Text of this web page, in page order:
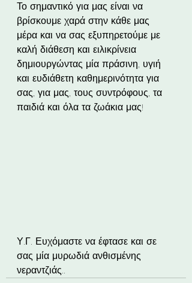
Το σημαντικό για μας είναι να
βρίσκουμε χαρά στην κάθε μας
μέρα και να σας εξυπηρετούμε με
καλή διάθεση και ειλικρίνεια
δημιουργώντας μία πράσινη, υγιή
και ευδιάθετη καθημερινότητα για
σας, για μας, τους συντρόφους, τα
παιδιά και όλα τα ζωάκια μας!
Υ.Γ. Ευχόμαστε να έφτασε και σε
σας μία μυρωδιά ανθισμένης
νεραντζιάς..